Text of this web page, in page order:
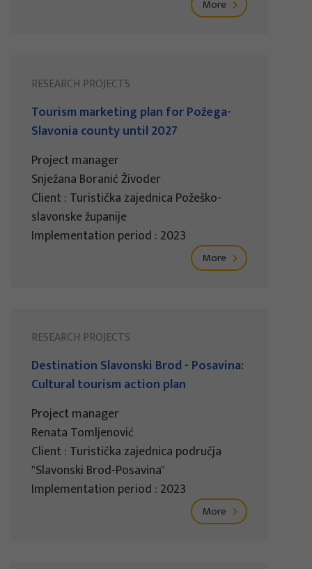
More
RESEARCH PROJECTS
Tourism marketing plan for Požega-
Slavonia county until 2027
Project manager
Snježana Boranić Živoder
Client : Turistička zajednica Požeško-
slavonske županije
Implementation period : 2023
More
RESEARCH PROJECTS
Destination Slavonski Brod - Posavina:
Cultural tourism action plan
Project manager
Renata Tomljenović
Client : Turistička zajednica područja
"Slavonski Brod-Posavina"
Implementation period : 2023
More